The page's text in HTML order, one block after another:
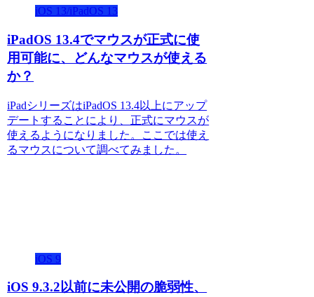
iOS 13/iPadOS 13
iPadOS 13.4でマウスが正式に使
用可能に、どんなマウスが使える
か？
iPadシリーズはiPadOS 13.4以上にアップ
デートすることにより、正式にマウスが
使えるようになりました。ここでは使え
るマウスについて調べてみました。
iOS 9
iOS 9.3.2以前に未公開の脆弱性、